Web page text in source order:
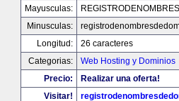
Mayusculas:
Minusculas:
Longitud:
26 caracteres
Categorias:
Web Hosting y Dominios
Precio:
Realizar una oferta!
Visitar!